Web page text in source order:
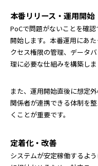
本番リリース・運用開始
PoCで問題がないことを確
開始します。本番運用にあ
クセス権限の管理、データ
理に必要な仕組みを構築しま
また、運用開始直後に想定
関係者が連携できる体制を
くことが重要です。
定着化・改善
システムが安定稼働するよ